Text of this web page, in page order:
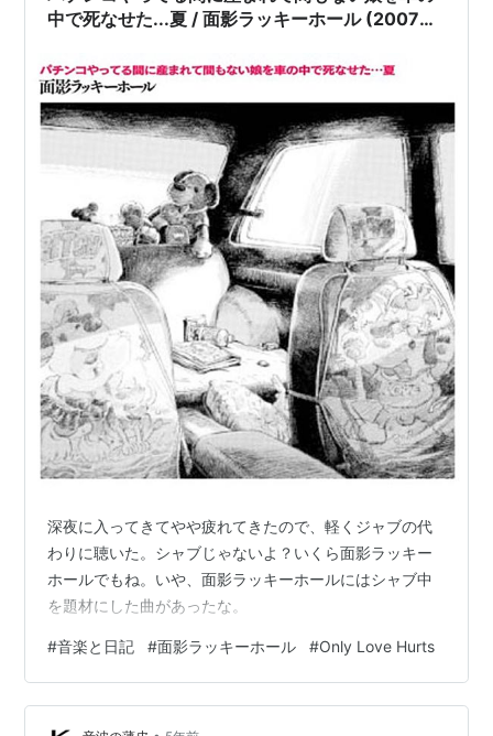
分が悪くなったけれども。こんなものを平気なツラし
中で死なせた...夏 / 面影ラッキーホール (2007
深夜に入ってきてやや疲れてきたので、軽くジャブの代
わりに聴いた。シャブじゃないよ？いくら面影ラッキー
ホールでもね。いや、面影ラッキーホールにはシャブ中
を題材にした曲があったな。
#音楽と日記 #面影ラッキーホール #Only Love Hurts